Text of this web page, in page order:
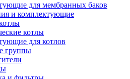
для мембранных баков
и комплектующие
котлы
для котлов
группы